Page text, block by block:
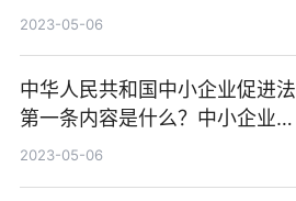
2023-05-06
中华人民共和国中小企业促进法
第一条内容是什么？中小企业划
型标准规定是怎么样的？
2023-05-06